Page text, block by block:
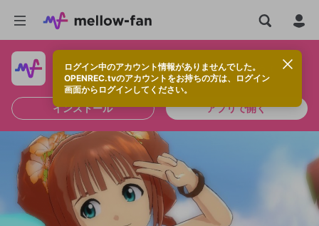
ログイン中のアカウント情報がありませんでした。
OPENREC.tvのアカウントをお持ちの方は、ログイン
画面からログインしてください。
快適に視聴するなら、アプリをインストールしよう！
インストール アプリで開く